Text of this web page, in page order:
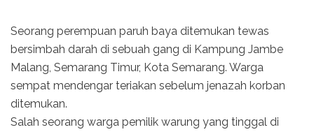
Seorang perempuan paruh baya ditemukan tewas
bersimbah darah di sebuah gang di Kampung Jambe
Malang, Semarang Timur, Kota Semarang. Warga
sempat mendengar teriakan sebelum jenazah korban
ditemukan.
Salah seorang warga pemilik warung yang tinggal di